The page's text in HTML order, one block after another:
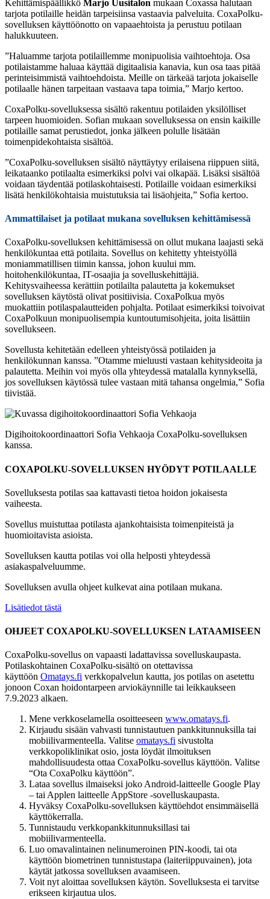
Kehittämispäällikkö Marjo Uusitalon mukaan Coxassa halutaan
tarjota potilaille heidän tarpeisiinsa vastaavia palveluita. CoxaPolku-
sovelluksen käyttöönotto on vapaaehtoista ja perustuu potilaan
halukkuuteen.
”Haluamme tarjota potilaillemme monipuolisia vaihtoehtoja. Osa
potilaistamme haluaa käyttää digitaalisia kanavia, kun osa taas pitää
perinteisimmistä vaihtoehdoista. Meille on tärkeää tarjota jokaiselle
potilaalle hänen tarpeitaan vastaava tapa toimia,” Marjo kertoo.
CoxaPolku-sovelluksessa sisältö rakentuu potilaiden yksilölliset
tarpeen huomioiden. Sofian mukaan sovelluksessa on ensin kaikille
potilaille samat perustiedot, jonka jälkeen polulle lisätään
toimenpidekohtaista sisältöä.
”CoxaPolku-sovelluksen sisältö näyttäytyy erilaisena riippuen siitä,
leikataanko potilaalta esimerkiksi polvi vai olkapää. Lisäksi sisältöä
voidaan täydentää potilaskohtaisesti. Potilaille voidaan esimerkiksi
lisätä henkilökohtaisia muistutuksia tai lisäohjeita,” Sofia kertoo.
Ammattilaiset ja potilaat mukana sovelluksen kehittämisessä
CoxaPolku-sovelluksen kehittämisessä on ollut mukana laajasti sekä
henkilökuntaa että potilaita. Sovellus on kehitetty yhteistyöllä
moniammatillisen tiimin kanssa, johon kuului mm.
hoitohenkilökuntaa, IT-osaajia ja sovelluskehittäjiä.
Kehitysvaiheessa kerättiin potilailta palautetta ja kokemukset
sovelluksen käytöstä olivat positiivisia. CoxaPolkua myös
muokattiin potilaspalautteiden pohjalta. Potilaat esimerkiksi toivoivat
CoxaPolkuun monipuolisempia kuntoutumisohjeita, joita lisättiin
sovellukseen.
Sovellusta kehitetään edelleen yhteistyössä potilaiden ja
henkilökunnan kanssa. ”Otamme mieluusti vastaan kehitysideoita ja
palautetta. Meihin voi myös olla yhteydessä matalalla kynnyksellä,
jos sovelluksen käytössä tulee vastaan mitä tahansa ongelmia,” Sofia
tiivistää.
Digihoitokoordinaattori Sofia Vehkaoja CoxaPolku-sovelluksen
kanssa.
COXAPOLKU-SOVELLUKSEN HYÖDYT POTILAALLE
Sovelluksesta potilas saa kattavasti tietoa hoidon jokaisesta
vaiheesta.
Sovellus muistuttaa potilasta ajankohtaisista toimenpiteistä ja
huomioitavista asioista.
Sovelluksen kautta potilas voi olla helposti yhteydessä
asiakaspalveluumme.
Sovelluksen avulla ohjeet kulkevat aina potilaan mukana.
Lisätiedot tästä
OHJEET COXAPOLKU-SOVELLUKSEN LATAAMISEEN
CoxaPolku-sovellus on vapaasti ladattavissa sovelluskaupasta.
Potilaskohtainen CoxaPolku-sisältö on otettavissa
käyttöön Omatays.fi verkkopalvelun kautta, jos potilas on asetettu
jonoon Coxan hoidontarpeen arviokäynnille tai leikkaukseen
7.9.2023 alkaen.
Mene verkkoselamella osoitteeseen www.omatays.fi.
Kirjaudu sisään vahvasti tunnistautuen pankkitunnuksilla tai
mobiilivarmenteella. Valitse omatays.fi sivustolta
verkkopoliklinikat osio, josta löydät ilmoituksen
mahdollisuudesta ottaa CoxaPolku-sovellus käyttöön. Valitse
“Ota CoxaPolku käyttöön”.
Lataa sovellus ilmaiseksi joko Android-laitteelle Google Play
– tai Applen laitteelle AppStore -sovelluskaupasta.
Hyväksy CoxaPolku-sovelluksen käyttöehdot ensimmäisellä
käyttökerralla.
Tunnistaudu verkkopankkitunnuksillasi tai
mobiilivarmenteella.
Luo omavalintainen nelinumeroinen PIN-koodi, tai ota
käyttöön biometrinen tunnistustapa (laiteriippuvainen), jota
käytät jatkossa sovelluksen avaamiseen.
Voit nyt aloittaa sovelluksen käytön. Sovelluksesta ei tarvitse
erikseen kirjautua ulos.